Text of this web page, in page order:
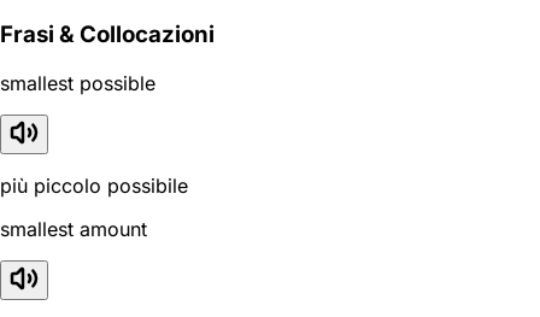
Frasi & Collocazioni
smallest possible
più piccolo possibile
smallest amount